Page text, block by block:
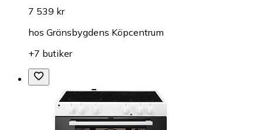
7 539 kr
hos Gränsbygdens Köpcentrum
+7 butiker